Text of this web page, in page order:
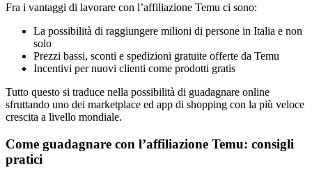
Fra i vantaggi di lavorare con l’affiliazione Temu ci sono:
La possibilità di raggiungere milioni di persone in Italia e non
solo
Prezzi bassi, sconti e spedizioni gratuite offerte da Temu
Incentivi per nuovi clienti come prodotti gratis
Tutto questo si traduce nella possibilità di guadagnare online
sfruttando uno dei marketplace ed app di shopping con la più veloce
crescita a livello mondiale.
Come guadagnare con l’affiliazione Temu: consigli
pratici